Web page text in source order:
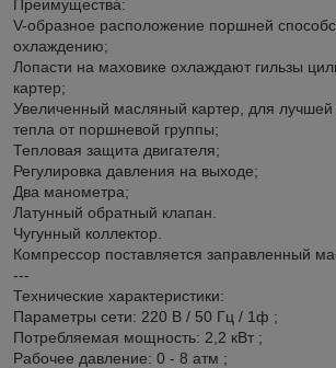
Преимущества:
V-образное расположение поршней
охлаждению;
Лопасти на маховике охлаждают гильзы
картер;
Увеличенный масляный картер, для лучшей
тепла от поршневой группы;
Тепловая защита двигателя;
Регулировка давления на выходе;
Два манометра;
Латунный обратный клапан.
Чугунный коллектор.
Компрессор поставляется заправленный
---
Технические характеристики:
Параметры сети: 220 В / 50 Гц / 1ф ;
Потребляемая мощность: 2,2 кВт ;
Рабочее давление: 0 - 8 атм ;